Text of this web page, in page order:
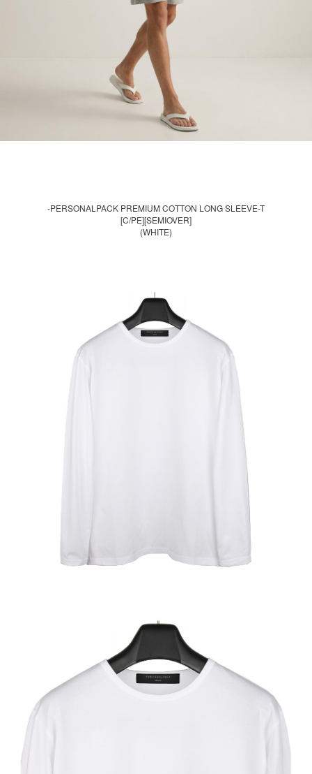
-PERSONALPACK PREMIUM COTTON LONG SLEEVE-T
[C/PE][SEMIOVER]
(WHITE)